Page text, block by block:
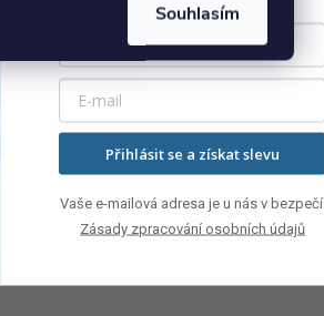
Souhlasím
Přihlásit se a získat slevu
Vaše e-mailová adresa je u nás v bezpečí.
Zásady zpracování osobních údajů